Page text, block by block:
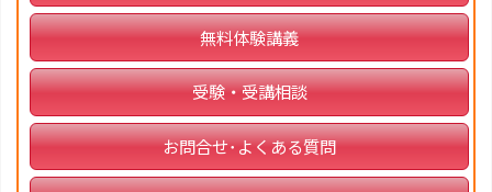
無料体験講義
受験・受講相談
お問合せ･よくある質問